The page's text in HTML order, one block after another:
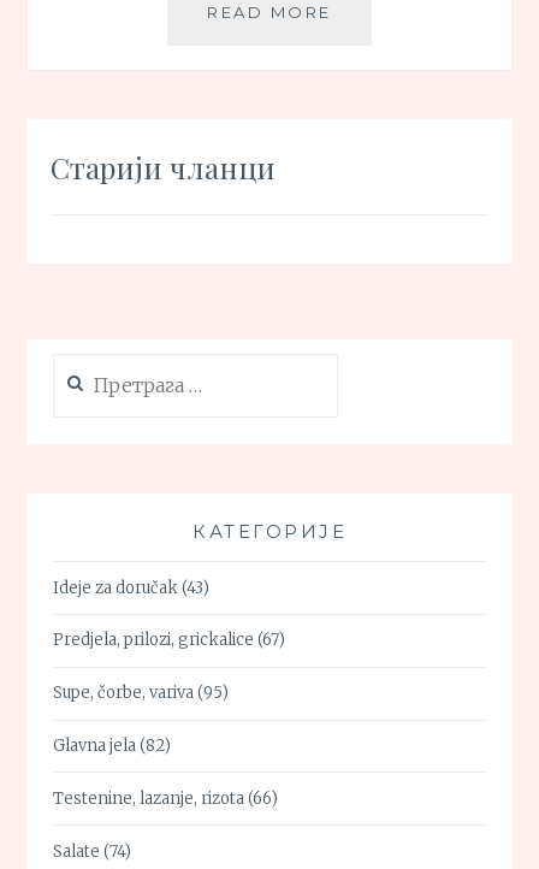
READ MORE
Кретање
Старији чланци
за:
КАТЕГОРИЈЕ
Ideje za doručak(43)
Predjela, prilozi, grickalice (67)
Supe, čorbe, variva(95)
Glavna jela(82)
Testenine, lazanje, rizota(66)
Salate (74)